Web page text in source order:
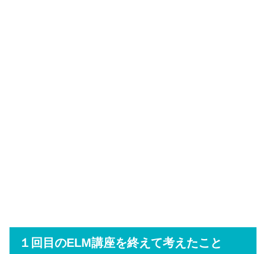
１回目のELM講座を終えて考えたこと